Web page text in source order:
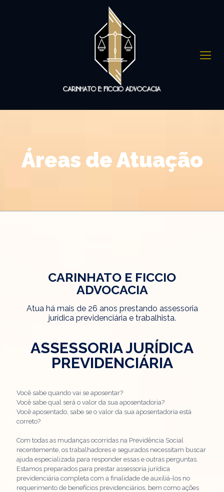
Áreas de Atuação
CARINHATO E FICCIO
ADVOCACIA
Atua há mais de 26 anos prestando assessoria
jurídica previdenciária e trabalhista.
ASSESSORIA JURÍDICA
PREVIDENCIÁRIA
Você sabe quando vai se aposentar?
Você sabe qual será o valor da sua aposentadoria?
Você aposentado, sabe se o valor da sua aposentadoria está
correto?
Com todas as mudanças ocorridas na Previdência Social
recentemente, os trabalhadores e segurados necessitam buscar
ajuda especializada para responder essas e outras perguntas.
Estamos preparados para prestar assessoria jurídica
previdenciária completa com a finalidade de auxiliá-los no
requerimento de benefícios previdenciários, bem como ações